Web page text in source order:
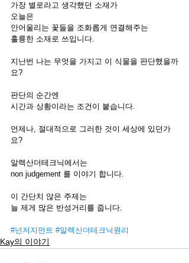
가장 별로라고 생각했던 소재가
오늘은
안어울리는 꽃들을 조화롭게 연결해주는
훌륭한 소재로 쓰입니다.
지난번 나는 무엇을 가지고 이 식물을 판단했을까
요?
판단의 순간엔
시간과 상황이라는 조건이 붙습니다.
언제나, 절대적으로 그러한 것이 세상에 있던가
요?
알렉산더테크닉에서는
non judgement 를 이야기 합니다.
이 간단치 않은 주제는
늘 제게 많은 반성거리를 줍니다.
#넌저지먼트 #알렉산더테크닉원리
Kay의 이야기